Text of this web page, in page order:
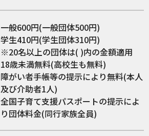
一般600円(一般団体500円)
学生410円(学生団体310円)
※20名以上の団体は( )内の金額適用
18歳未満無料(高校生も無料)
障がい者手帳等の提示により無料(本人
及び介助者1人)
全国子育て支援パスポートの提示によ
り団体料金(同行家族全員)